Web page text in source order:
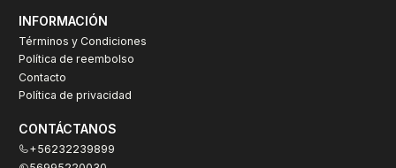
INFORMACIÓN
Términos y Condiciones
Política de reembolso
Contacto
Política de privacidad
CONTÁCTANOS
+56232239899